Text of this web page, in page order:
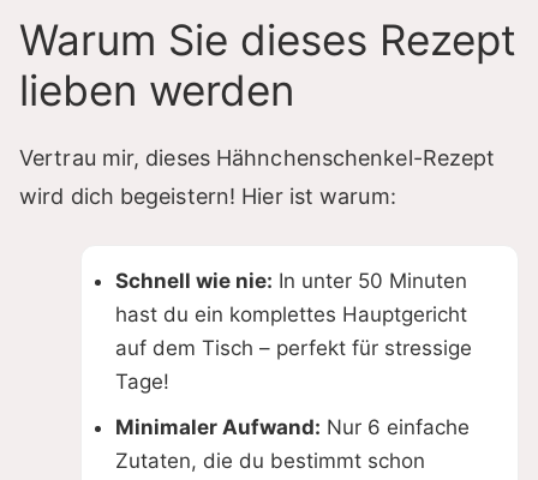
Warum Sie dieses Rezept
lieben werden
Vertrau mir, dieses Hähnchenschenkel-Rezept
wird dich begeistern! Hier ist warum:
Schnell wie nie: In unter 50 Minuten
hast du ein komplettes Hauptgericht
auf dem Tisch – perfekt für stressige
Tage!
Minimaler Aufwand: Nur 6 einfache
Zutaten, die du bestimmt schon